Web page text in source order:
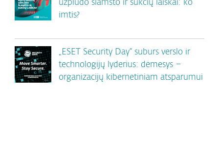
užplūdo šlamšto ir sukčių laiškai: ko
imtis?
„ESET Security Day“ suburs verslo ir
technologijų lyderius: dėmesys –
organizacijų kibernetiniam atsparumui